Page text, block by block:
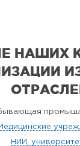
НАШИХ
НИИ,